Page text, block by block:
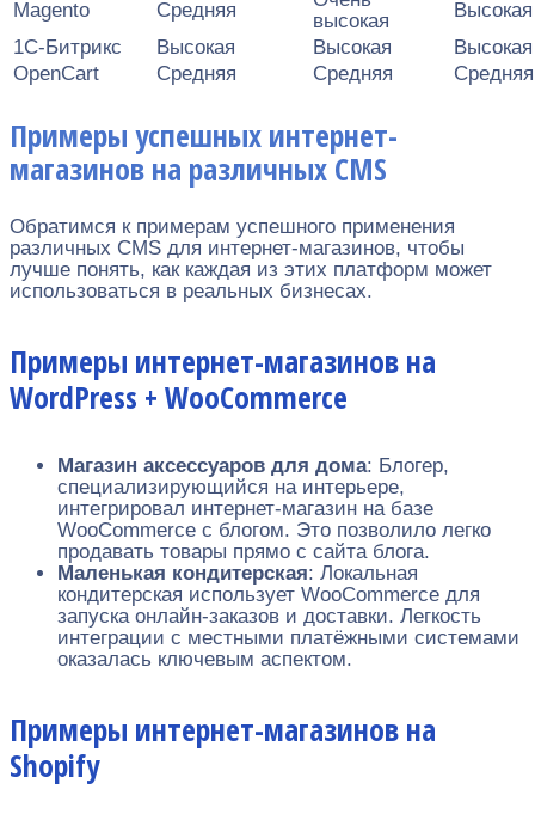
Magento Средняя
высокая
Высокая
1C-Битрикс
Высокая Высокая
Высокая
OpenCart
Средняя Средняя Средняя
Примеры успешных интернет-
магазинов на различных CMS
Обратимся к примерам успешного применения
различных CMS для интернет-магазинов, чтобы
лучше понять, как каждая из этих платформ может
использоваться в реальных бизнесах.
Примеры интернет-магазинов на
WordPress + WooCommerce
Магазин аксессуаров для дома: Блогер,
специализирующийся на интерьере,
интегрировал интернет-магазин на базе
WooCommerce с блогом. Это позволило легко
продавать товары прямо с сайта блога.
Маленькая кондитерская: Локальная
кондитерская использует WooCommerce для
запуска онлайн-заказов и доставки. Легкость
интеграции с местными платёжными системами
оказалась ключевым аспектом.
Примеры интернет-магазинов на
Shopify